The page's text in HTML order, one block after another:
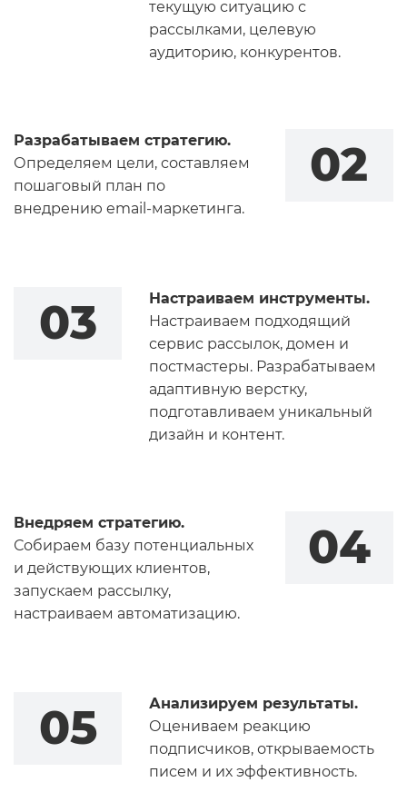
текущую ситуацию с
рассылками, целевую
аудиторию, конкурентов.
Разрабатываем стратегию.
Определяем цели, составляем
пошаговый план по
внедрению email-маркетинга.
02
03
Настраиваем инструменты.
Настраиваем подходящий
сервис рассылок, домен и
постмастеры. Разрабатываем
адаптивную верстку,
подготавливаем уникальный
дизайн и контент.
Внедряем стратегию.
Собираем базу потенциальных
и действующих клиентов,
запускаем рассылку,
настраиваем автоматизацию.
04
05
Анализируем результаты.
Оцениваем реакцию
подписчиков, открываемость
писем и их эффективность.